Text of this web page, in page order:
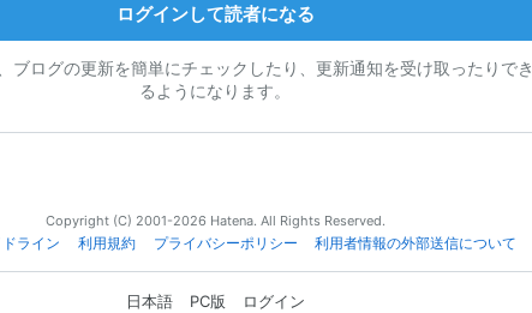
ログインして読者になる
ブログの更新を簡単にチェックしたり、更新通知を受け取ったりでき
るようになります。
Copyright (C) 2001-2026 Hatena. All Rights Reserved.
ライン 利用規約 プライバシーポリシー 利用者情報の外部送信について
日本語 PC版 ログイン